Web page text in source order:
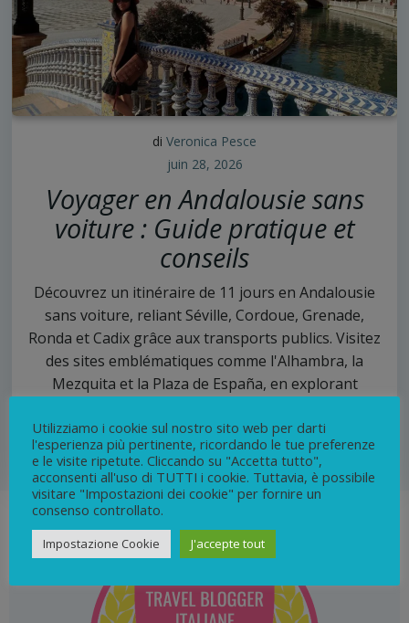
di Veronica Pesce
juin 28, 2026
Voyager en Andalousie sans
voiture : Guide pratique et
conseils
Découvrez un itinéraire de 11 jours en Andalousie
sans voiture, reliant Séville, Cordoue, Grenade,
Ronda et Cadix grâce aux transports publics. Visitez
des sites emblématiques comme l'Alhambra, la
Mezquita et la Plaza de España, en explorant
0 continua
Utilizziamo i cookie sul nostro sito web per darti
l'esperienza più pertinente, ricordando le tue preferenze
e le visite ripetute. Cliccando su "Accetta tutto",
acconsenti all'uso di TUTTI i cookie. Tuttavia, è possibile
visitare "Impostazioni dei cookie" per fornire un
consenso controllato.
Impostazione Cookie J'accepte tout